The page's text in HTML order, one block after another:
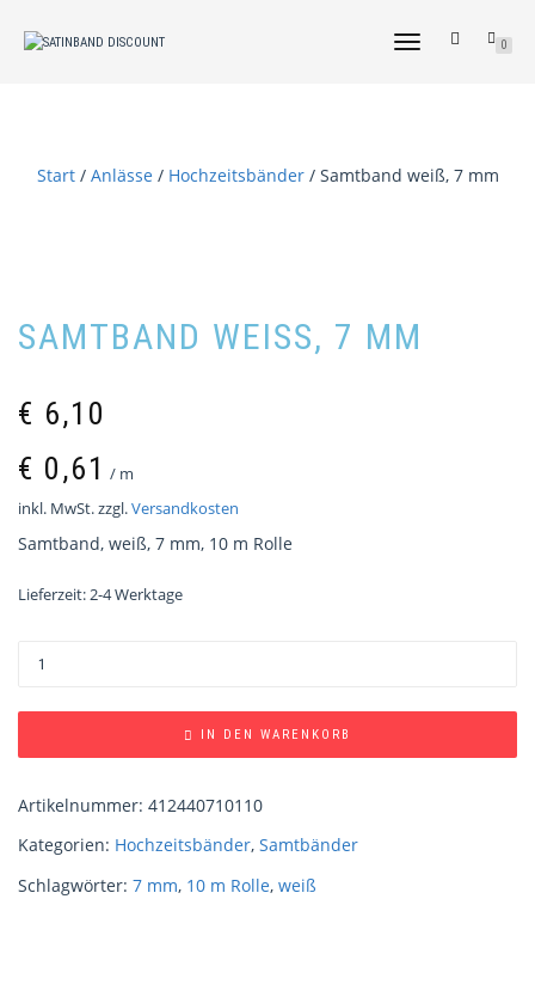
NAVIGATION
0
Start/ Anlässe/ Hochzeitsbänder/ Samtband weiß, 7 mm
SAMTBAND WEISS, 7 MM
€ 6,10
€ 0,61 / m
inkl. MwSt.zzgl.Versandkosten
Samtband, weiß, 7 mm, 10 m Rolle
Lieferzeit:2-4 Werktage
IN DEN WARENKORB
Artikelnummer: 412440710110
Kategorien: Hochzeitsbänder, Samtbänder
Schlagwörter: 7 mm, 10 m Rolle, weiß